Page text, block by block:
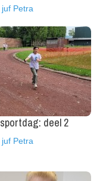
Petra
deel 2
Petra